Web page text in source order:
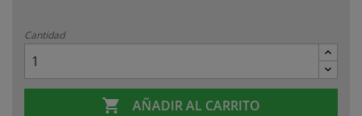
Cantidad
 AÑADIR AL CARRITO